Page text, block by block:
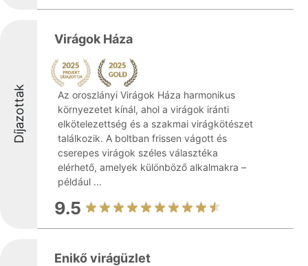
Díjazottak
Virágok Háza
Az oroszlányi Virágok Háza harmonikus
környezetet kínál, ahol a virágok iránti
elkötelezettség és a szakmai virágkötészet
találkozik. A boltban frissen vágott és
cserepes virágok széles választéka
elérhető, amelyek különböző alkalmakra –
például ...
9.5
Enikő virágüzlet